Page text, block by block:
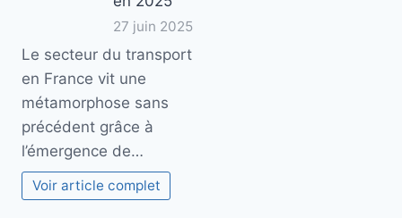
27 juin 2025
Le secteur du transport
en France vit une
métamorphose sans
précédent grâce à
l’émergence de…
Voir article complet